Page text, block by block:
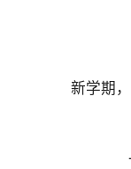
新学期